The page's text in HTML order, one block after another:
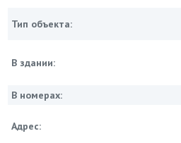
Тип объекта:
В здании:
В номерах:
Адрес: